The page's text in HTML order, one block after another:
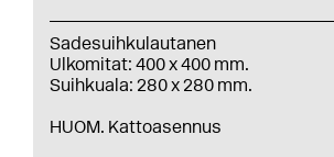
Sadesuihkulautanen
Ulkomitat: 400 x 400 mm.
Suihkuala: 280 x 280 mm.
HUOM. Kattoasennus